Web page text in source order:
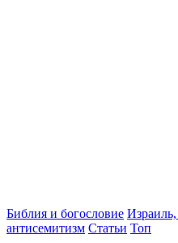
Библия и богословие Израиль,
антисемитизм Статьи Топ